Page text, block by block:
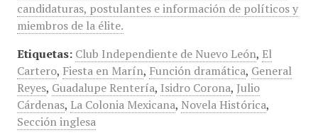
candidaturas, postulantes e información de políticos y
miembros de la élite.
Etiquetas: Club Independiente de Nuevo León, El
Cartero, Fiesta en Marín, Función dramática, General
Reyes, Guadalupe Rentería, Isidro Corona, Julio
Cárdenas, La Colonia Mexicana, Novela Histórica,
Sección inglesa